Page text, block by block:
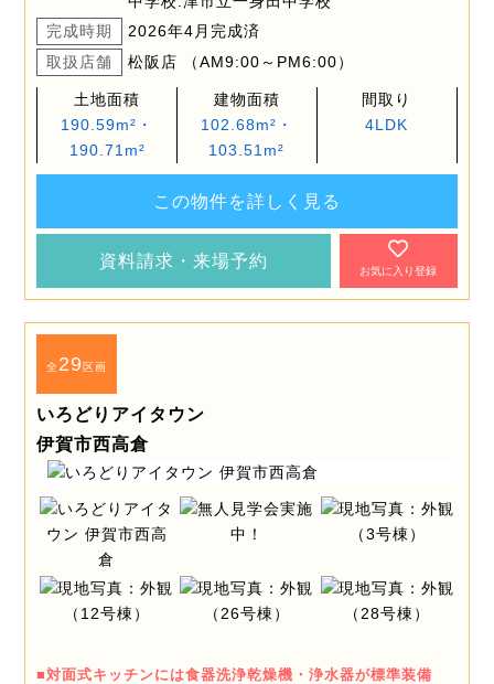
完成時期
2026年4月完成済
取扱店舗
松阪店 （AM9:00～PM6:00）
土地面積
190.59m²・
190.71m²
建物面積
102.68m²・
103.51m²
間取り
4LDK
この物件を詳しく見る
資料請求・来場予約
お気に入り登録
全29区画
いろどりアイタウン
伊賀市西高倉
■対面式キッチンには食器洗浄乾燥機・浄水器が標準装備